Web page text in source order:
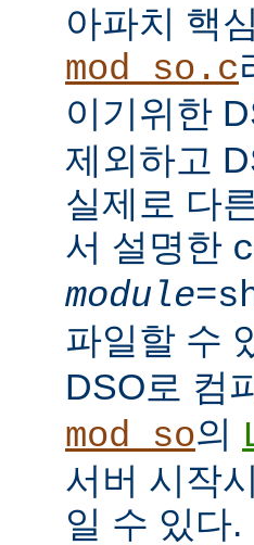
아파치 핵
mod_so.c
이기위한
제외하고
실제로 다
서 설명한
module
파일할 수
DSO로 컴
mod_so의
서버 시작
일 수 있다.